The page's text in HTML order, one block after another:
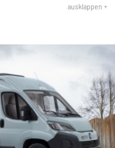
ausklappen +